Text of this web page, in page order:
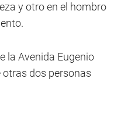
y otro en el hombro
la Avenida Eugenio
otras dos personas